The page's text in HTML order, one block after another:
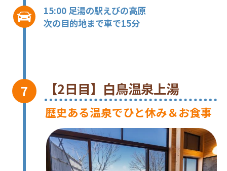
15:00 足湯の駅えびの高原
次の目的地まで車で15分
【2日目】白鳥温泉上湯
歴史ある温泉でひと休み＆お食事